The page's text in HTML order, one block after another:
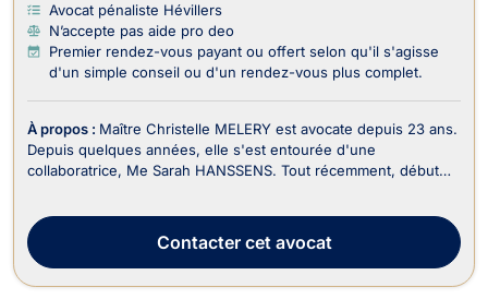
Avocat pénaliste Hévillers
N’accepte pas aide pro deo
Premier rendez-vous payant ou offert selon qu'il s'agisse
d'un simple conseil ou d'un rendez-vous plus complet.
À propos : Maître Christelle MELERY est avocate depuis 23 ans.
Depuis quelques années, elle s'est entourée d'une
collaboratrice, Me Sarah HANSSENS. Tout récemment, début
principalement en droit de la famille, en droit de l’immobi...
Contactercet avocat